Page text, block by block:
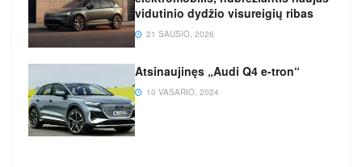
vidutinio dydžio visureigių ribas
21 SAUSIO, 2026
Atsinaujinęs „Audi Q4 e-tron“
10 VASARIO, 2024